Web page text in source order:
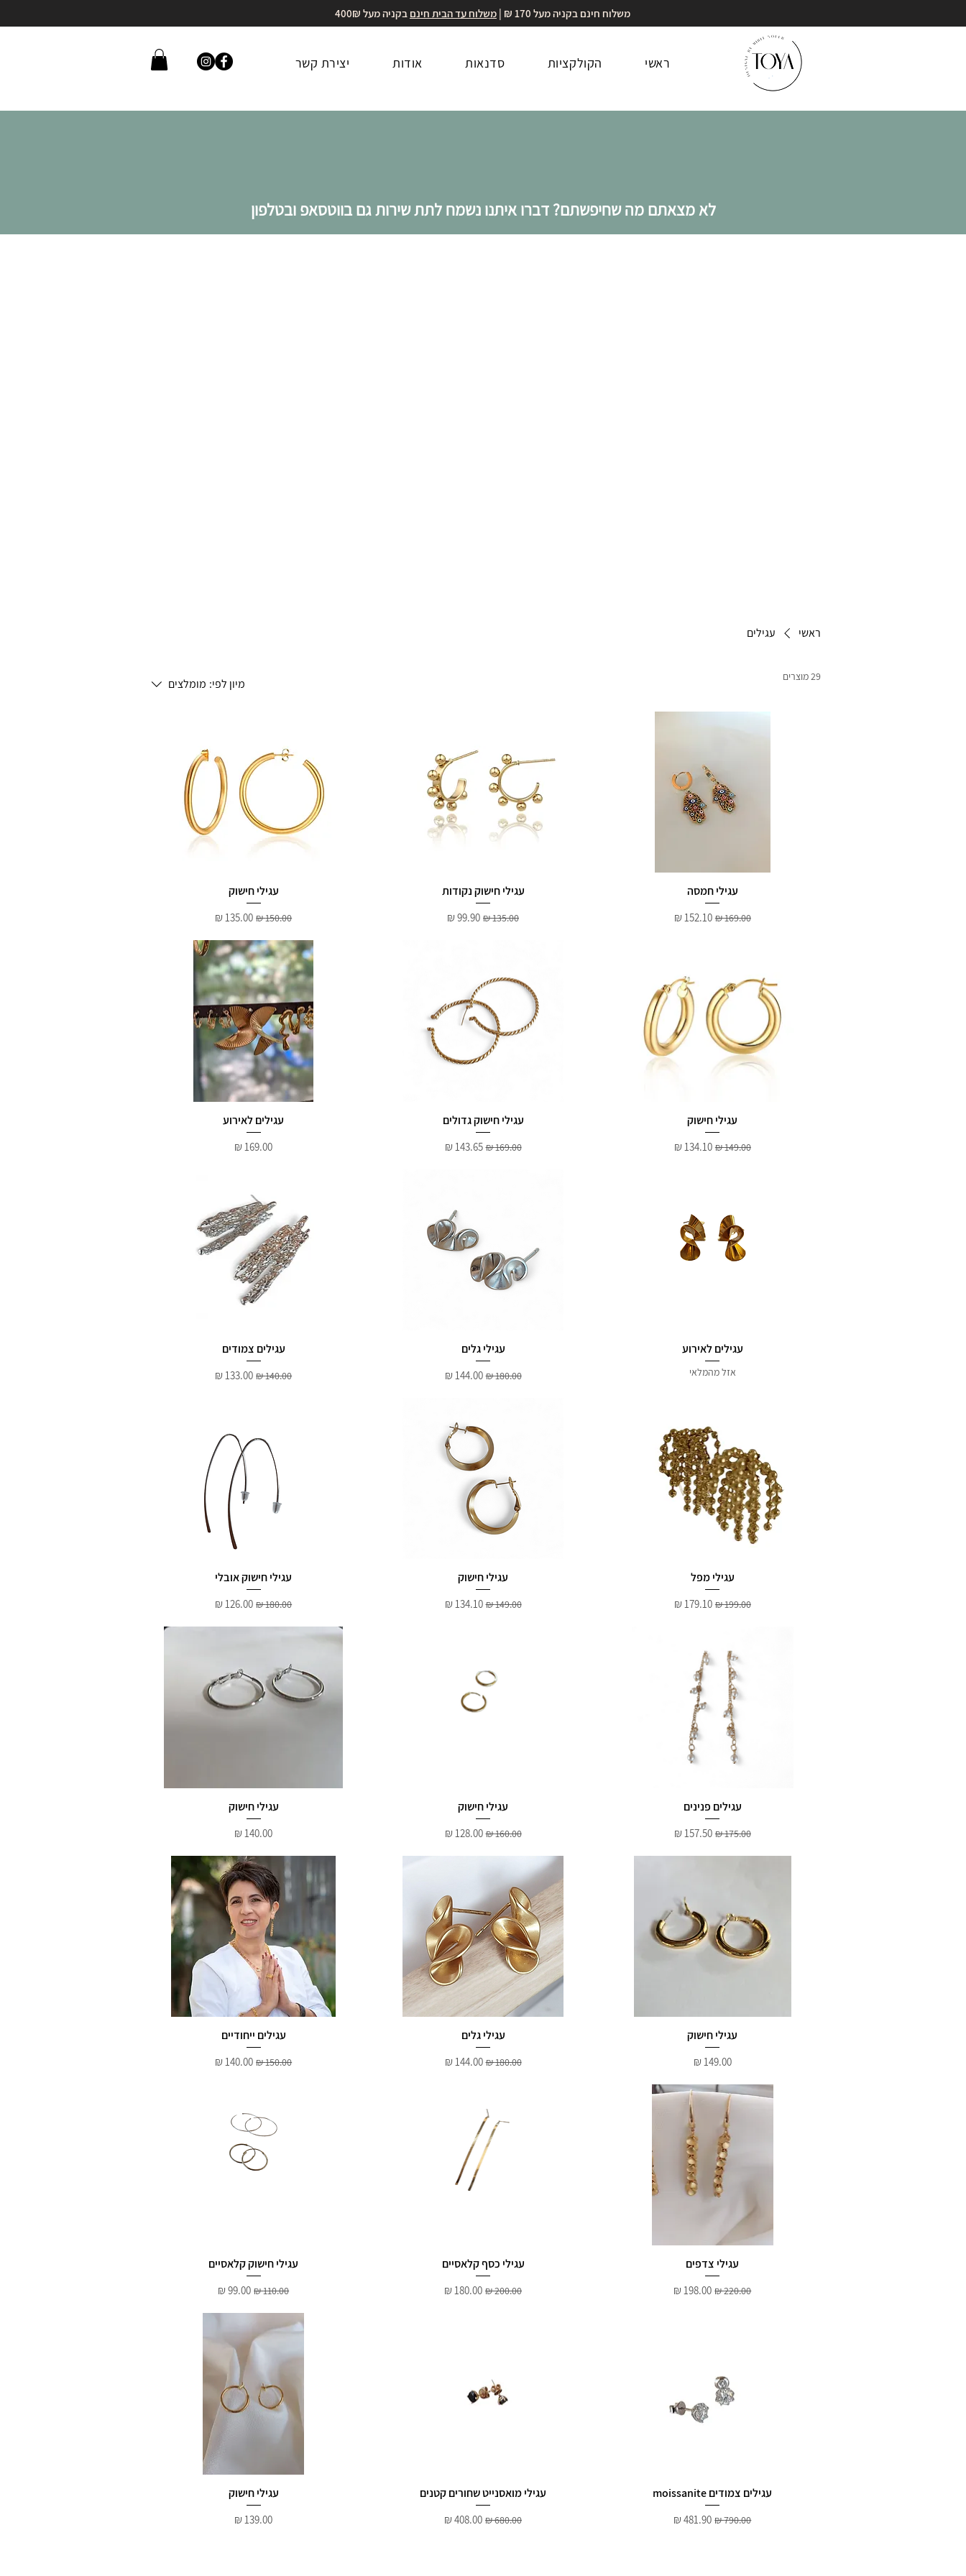
משלוח חינם בקניה מעל 170 ₪ | משלוח עד הבית חינם בקניה מעל 400₪
ראשי הקולקציות סדנאות אודות יצירת קשר
לא מצאתם מה שחיפשתם? דברו איתנו נשמח לתת שירות גם בווטסאפ ובטלפון
ראשי עגילים
29 מוצרים מיון לפי: מומלצים
עגילי חמסה
מחיר רגיל‏169.00 ‏₪ מחיר מבצע‏152.10 ‏₪
עגילי חישוק נקודות
מחיר רגיל מחיר מבצע
עגילי חישוק
מחיר רגיל‏150.00 ‏₪ מחיר מבצע
עגילי חישוק
מחיר רגיל‏149.00 ‏₪ מחיר מבצע‏134.10 ‏₪
עגילי חישוק גדולים
מחיר רגיל‏169.00 ‏₪ מחיר מבצע‏143.65 ‏₪
עגילים לאירוע
מחיר
עגילים לאירוע
אזל מהמלאי
עגילי גלים
מחיר רגיל‏180.00 ‏₪ מחיר מבצע‏144.00 ‏₪
עגילים צמודים
מחיר רגיל‏140.00 ‏₪ מחיר מבצע
עגילי מפל
מחיר רגיל‏199.00 ‏₪ מחיר מבצע‏179.10 ‏₪
עגילי חישוק
מחיר רגיל‏149.00 ‏₪ מחיר מבצע‏134.10 ‏₪
עגילי חישוק אובלי
מחיר רגיל‏180.00 ‏₪ מחיר מבצע
עגילים פנינים
מחיר רגיל‏175.00 ‏₪ מחיר מבצע‏157.50 ‏₪
עגילי חישוק
מחיר רגיל‏160.00 ‏₪ מחיר מבצע‏128.00 ‏₪
עגילי חישוק
מחיר
עגילי חישוק
מחיר‏149.00 ‏₪
עגילי גלים
מחיר רגיל‏180.00 ‏₪ מחיר מבצע‏144.00 ‏₪
עגילים ייחודיים
מחיר רגיל‏150.00 ‏₪ מחיר מבצע
עגילי צדפים
מחיר רגיל‏220.00 ‏₪ מחיר מבצע
עגילי כסף קלאסיים
מחיר רגיל מחיר מבצע
עגילי חישוק קלאסיים
מחיר רגיל‏110.00 ‏₪ מחיר מבצע
עגילים צמודים moissanite
מחיר רגיל‏790.00 ‏₪ מחיר מבצע
עגילי מואסנייט שחורים קטנים
מחיר רגיל מחיר מבצע
עגילי חישוק
מחיר